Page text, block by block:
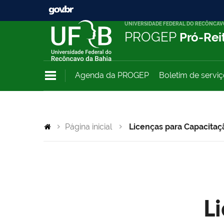
UNIVERSIDADE FEDERAL DO
PROGEP Pró-
Agenda da PROGEP Boletim de
Página inicial Licenças para